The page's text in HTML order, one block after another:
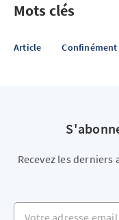
Mots clés
Article Confinément
Recevez les
Votre adresse email